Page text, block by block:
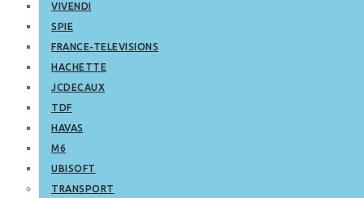
VIVENDI
SPIE
FRANCE-TELEVISIONS
HACHETTE
JCDECAUX
TDF
HAVAS
M6
UBISOFT
TRANSPORT